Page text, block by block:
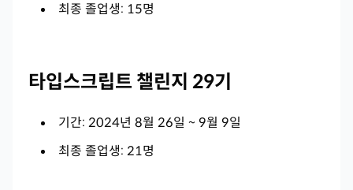
최종 졸업생: 15명
타입스크립트 챌린지 29기
기간: 2024년 8월 26일 ~ 9월 9일
최종 졸업생: 21명